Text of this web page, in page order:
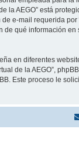
la AEGO” está
e-mail requerida por
qué información
en diferentes
de la AEGO”,
Este proceso le